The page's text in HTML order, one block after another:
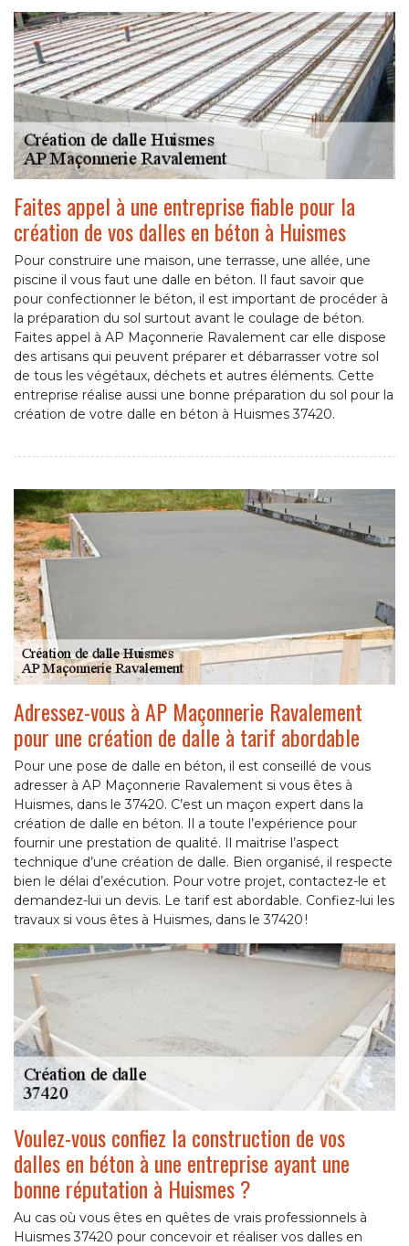
Faites appel à une entreprise fiable pour la
création de vos dalles en béton à Huismes
Pour construire une maison, une terrasse, une allée, une
piscine il vous faut une dalle en béton. Il faut savoir que
pour confectionner le béton, il est important de procéder à
la préparation du sol surtout avant le coulage de béton.
Faites appel à AP Maçonnerie Ravalement car elle dispose
des artisans qui peuvent préparer et débarrasser votre sol
de tous les végétaux, déchets et autres éléments. Cette
entreprise réalise aussi une bonne préparation du sol pour la
création de votre dalle en béton à Huismes 37420.
Adressez-vous à AP Maçonnerie Ravalement
pour une création de dalle à tarif abordable
Pour une pose de dalle en béton, il est conseillé de vous
adresser à AP Maçonnerie Ravalement si vous êtes à
Huismes, dans le 37420. C’est un maçon expert dans la
création de dalle en béton. Il a toute l’expérience pour
fournir une prestation de qualité. Il maitrise l’aspect
technique d’une création de dalle. Bien organisé, il respecte
bien le délai d’exécution. Pour votre projet, contactez-le et
demandez-lui un devis. Le tarif est abordable. Confiez-lui les
travaux si vous êtes à Huismes, dans le 37420 !
Voulez-vous confiez la construction de vos
dalles en béton à une entreprise ayant une
bonne réputation à Huismes ?
Au cas où vous êtes en quêtes de vrais professionnels à
Huismes 37420 pour concevoir et réaliser vos dalles en